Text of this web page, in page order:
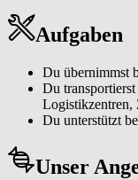
Aufgaben
Du übernimmst
Du
Logistikzentren,
Du unterstützt
Unser